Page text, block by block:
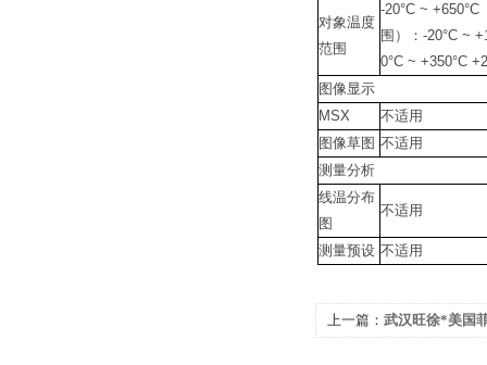
对象温度
范围
-20°C ~
围）：-20°C ~
0°C ~ +350°C
图像显示
MSX
不适用
图像草图 不适用
测量分析
线温分布
图
不适用
测量预设 不适用
上一篇： 武汉旺徐*美国